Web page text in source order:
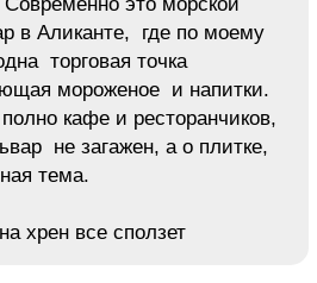
в Аликанте, где по моему
торговая точка
мороженое и напитки.
кафе и ресторанчиков,
не загажен, а о плитке,
тема.
хрен все сползет